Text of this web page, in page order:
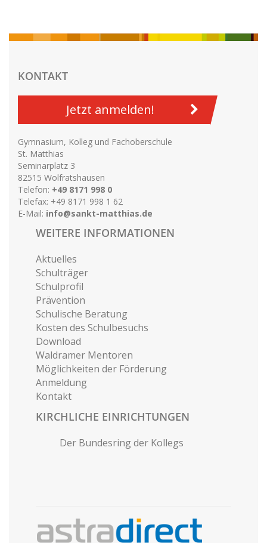
KONTAKT
Jetzt anmelden!
Gymnasium, Kolleg und Fachoberschule
St. Matthias
Seminarplatz 3
82515 Wolfratshausen
Telefon: +49 8171 998 0
Telefax: +49 8171 998 1 62
E-Mail: info@sankt-matthias.de
WEITERE INFORMATIONEN
Aktuelles
Schulträger
Schulprofil
Prävention
Schulische Beratung
Kosten des Schulbesuchs
Download
Waldramer Mentoren
Möglichkeiten der Förderung
Anmeldung
Kontakt
KIRCHLICHE EINRICHTUNGEN
Der Bundesring der Kollegs